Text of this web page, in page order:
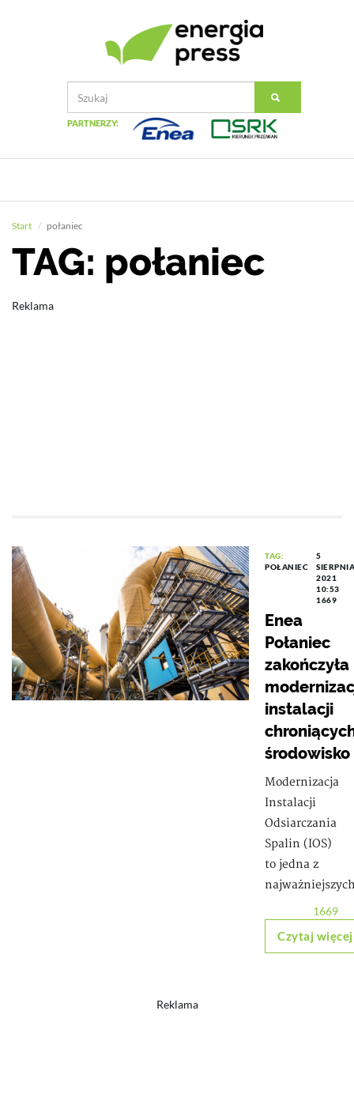
PARTNERZY:
Start połaniec
TAG: połaniec
Reklama
TAG:
POŁANIEC
5
SIERPNIA
2021
10:53
1669
Enea
Połaniec
zakończyła
instalacji
środowisko
Modernizacja
Instalacji
Odsiarczania
Spalin (IOS)
to jedna z
1669
Czytaj więcej
Reklama